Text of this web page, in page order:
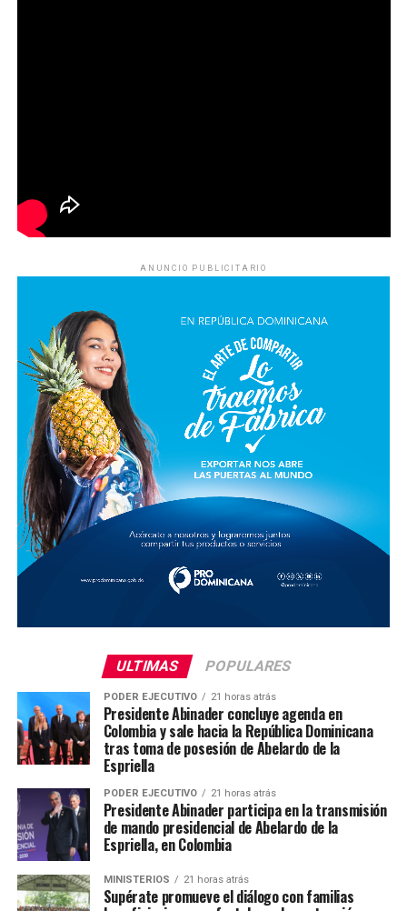
ANUNCIO PUBLICITARIO
ULTIMAS POPULARES
PODER EJECUTIVO 21 horas atrás
Presidente Abinader concluye agenda en
Colombia y sale hacia la República Dominicana
tras toma de posesión de Abelardo de la
Espriella
PODER EJECUTIVO 21 horas atrás
Presidente Abinader participa en la transmisión
de mando presidencial de Abelardo de la
Espriella, en Colombia
MINISTERIOS 21 horas atrás
Supérate promueve el diálogo con familias